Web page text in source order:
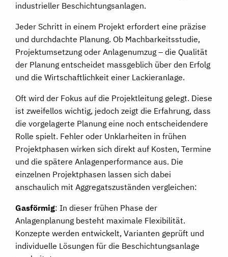
industrieller Beschichtungsanlagen.
Jeder Schritt in einem Projekt erfordert eine präzise
und durchdachte Planung. Ob Machbarkeitsstudie,
Projektumsetzung oder Anlagenumzug – die Qualität
der Planung entscheidet massgeblich über den Erfolg
und die Wirtschaftlichkeit einer Lackieranlage.
Oft wird der Fokus auf die Projektleitung gelegt. Diese
ist zweifellos wichtig, jedoch zeigt die Erfahrung, dass
die vorgelagerte Planung eine noch entscheidendere
Rolle spielt. Fehler oder Unklarheiten in frühen
Projektphasen wirken sich direkt auf Kosten, Termine
und die spätere Anlagenperformance aus. Die
einzelnen Projektphasen lassen sich dabei
anschaulich mit Aggregatszuständen vergleichen:
Gasförmig: In dieser frühen Phase der
Anlagenplanung besteht maximale Flexibilität.
Konzepte werden entwickelt, Varianten geprüft und
individuelle Lösungen für die Beschichtungsanlage